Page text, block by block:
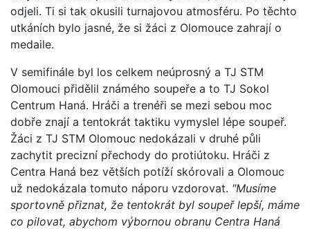
odjeli. Ti si tak okusili turnajovou atmosféru. Po těchto
utkáních bylo jasné, že si žáci z Olomouce zahrají o
medaile.
V semifinále byl los celkem neúprosný a TJ STM
Olomouci přidělil známého soupeře a to TJ Sokol
Centrum Haná. Hráči a trenéři se mezi sebou moc
dobře znají a tentokrát taktiku vymyslel lépe soupeř.
Žáci z TJ STM Olomouc nedokázali v druhé půli
zachytit precizní přechody do protiútoku. Hráči z
Centra Haná bez větších potíží skórovali a Olomouc
už nedokázala tomuto náporu vzdorovat. "Musíme
sportovně přiznat, že tentokrát byl soupeř lepší, máme
co pilovat, abychom výbornou obranu Centra Haná